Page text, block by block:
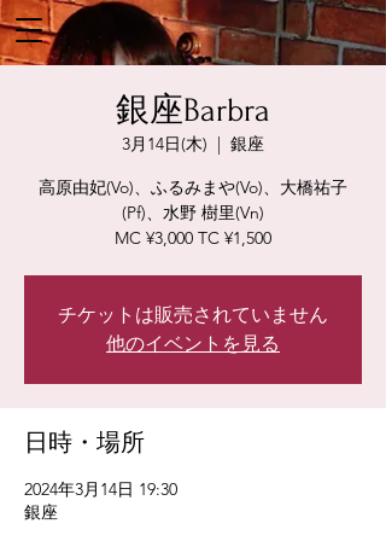
銀座Barbra
3月14日(木)
  |
銀座
高原由妃(Vo)、ふるみまや(Vo)、大橋祐子
(Pf)、水野 樹里(Vn)
MC ¥3,000 TC ¥1,500
チケットは販売されていません
他のイベントを見る
日時・場所
2024年3月14日 19:30
銀座